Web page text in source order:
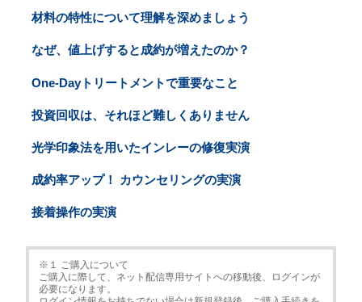
材料の特性について理解を深めましょう
なぜ、値上げすると成約が増えたのか？
One-Dayトリートメントで重要なこと
投資回収は、それほど難しくありません
光学印象法を用いたインレーの修復実演
成約率アップ！ カウンセリングの実演
接着操作の実演
※１ ご購入について
ご購入に際して、ネット配信専用サイトへの移動後、ログインが
必要になります。